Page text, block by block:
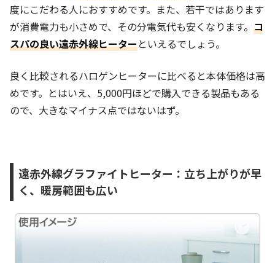
度にこだわる人におすすめです。また、若干ではあります
が消費電力も小さめで、その分電気代も安くなります。 コ
スパの良い遠赤外線ヒーターといえるでしょう。
良く比較されるハロゲンヒーターに比べると本体価格は高
めです。とはいえ、5,000円ほどで購入できる製品もある
ので、大きなマイナス点ではないはず。
遠赤外線グラファイトヒーター：立ち上がりが早
く、暖房範囲も広い